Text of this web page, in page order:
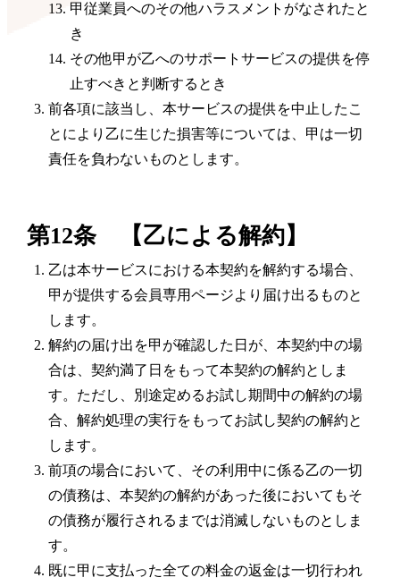
甲従業員へのその他ハラスメントがなされたと
き
その他甲が乙へのサポートサービスの提供を停
止すべきと判断するとき
前各項に該当し、本サービスの提供を中止したこ
とにより乙に生じた損害等については、甲は一切
責任を負わないものとします。
第12条 【乙による解約】
乙は本サービスにおける本契約を解約する場合、
甲が提供する会員専用ページより届け出るものと
します。
解約の届け出を甲が確認した日が、本契約中の場
合は、契約満了日をもって本契約の解約としま
す。ただし、別途定めるお試し期間中の解約の場
合、解約処理の実行をもってお試し契約の解約と
します。
前項の場合において、その利用中に係る乙の一切
の債務は、本契約の解約があった後においてもそ
の債務が履行されるまでは消滅しないものとしま
す。
既に甲に支払った全ての料金の返金は一切行われ